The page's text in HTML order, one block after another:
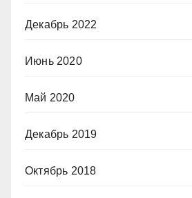
Декабрь 2022
Июнь 2020
Май 2020
Декабрь 2019
Октябрь 2018